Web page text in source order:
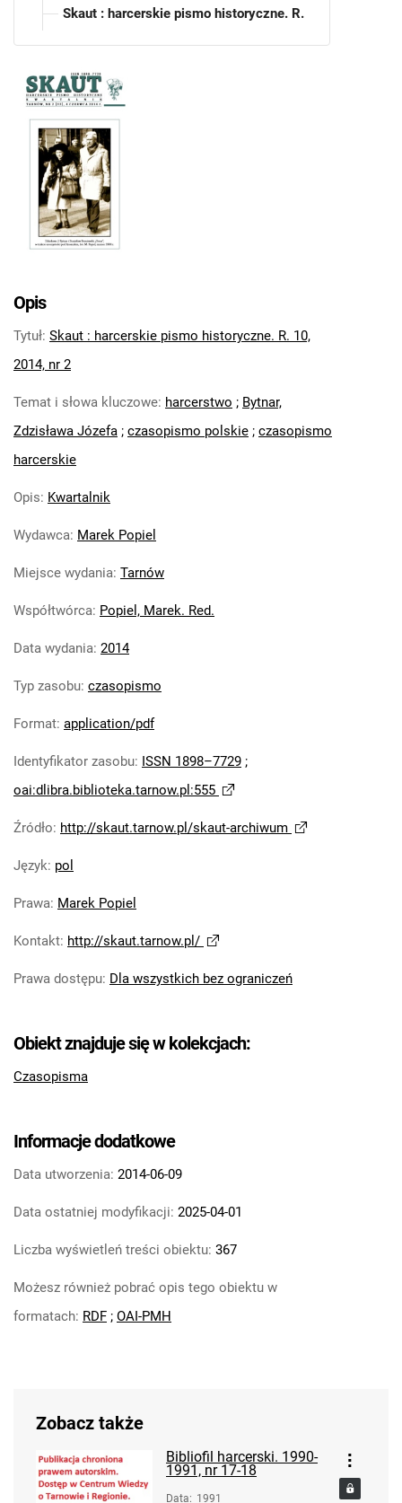
Skaut : harcerskie pismo historyczne. R.
9, 2013
Skaut : harcerskie pismo historyczne. R.
10, 2014
Skaut : harcerskie pismo historyczne.
R. 10, 2014, nr 1
Skaut : harcerskie pismo
historyczne. R. 10, 2014, nr 2
Skaut : harcerskie pismo historyczne.
Skaut : harcerskie pismo historyczne. R.
11, 2015
12, 2016
Skaut : harcerskie pismo historyczne.
2017
14, 2018
Skaut : harcerskie pismo historyczne. R.
Skaut. 2020
Skaut. 2022
Skaut. 2023
Skaut. 2025
Skaut. 2026
Opis
Tytuł: Skaut : harcerskie pismo historyczne. R. 10,
2014, nr 2
Temat i słowa kluczowe: harcerstwo ; Bytnar,
Zdzisława Józefa ; czasopismo polskie ; czasopismo
harcerskie
Opis: Kwartalnik
Wydawca: Marek Popiel
Miejsce wydania: Tarnów
Współtwórca: Popiel, Marek. Red.
Data wydania: 2014
Typ zasobu: czasopismo
Format: application/pdf
Identyfikator zasobu: ISSN 1898–7729 ;
oai:dlibra.biblioteka.tarnow.pl:555
Źródło: http://skaut.tarnow.pl/skaut-archiwum
Język: pol
Prawa: Marek Popiel
Kontakt: http://skaut.tarnow.pl/
Prawa dostępu: Dla wszystkich bez ograniczeń
Obiekt znajduje się w kolekcjach:
Czasopisma
Informacje dodatkowe
Data utworzenia: 2014-06-09
Data ostatniej modyfikacji: 2025-04-01
Liczba wyświetleń treści obiektu: 367
Możesz również pobrać opis tego obiektu w
formatach: RDF ; OAI-PMH
Zobacz także
Bibliofil harcerski. 1990-
1991, nr 17-18
Data: 1991